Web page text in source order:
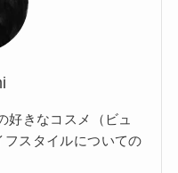
好きなコスメ（ビュ
スタイルについての